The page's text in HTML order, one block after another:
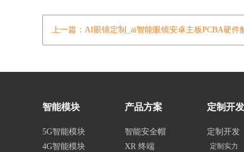
上一篇：AI眼镜定制_ai智能眼镜安卓主板PCBA硬件
智能模块
5G智能模块
4G智能模块
产品方案
智能安全帽
XR 终端
定制开发
定制开发
定制实力